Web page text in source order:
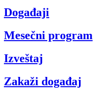
Događaji
Mesečni program
Izveštaj
Zakaži događaj